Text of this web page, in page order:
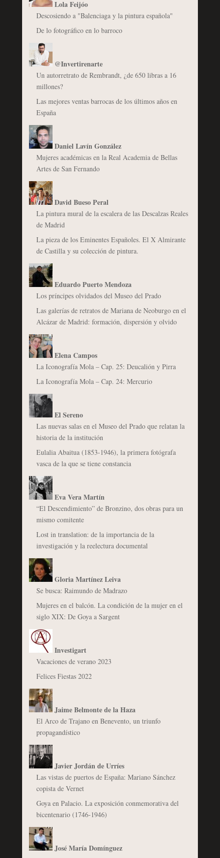
Lola Feijóo
Descosiendo a "Balenciaga y la pintura española"
De lo fotográfico en lo barroco
@Invertirenarte
Un autorretrato de Rembrandt, ¿de 650 libras a 16
millones?
Las mejores ventas barrocas de los últimos años en
España
Daniel Lavín González
Mujeres académicas en la Real Academia de Bellas
Artes de San Fernando
David Bueso Peral
La pintura mural de la escalera de las Descalzas Reales
de Madrid
La pieza de los Eminentes Españoles. El X Almirante
de Castilla y su colección de pintura.
Eduardo Puerto Mendoza
Los príncipes olvidados del Museo del Prado
Las galerías de retratos de Mariana de Neoburgo en el
Alcázar de Madrid: formación, dispersión y olvido
Elena Campos
La Iconografía Mola – Cap. 25: Deucalión y Pirra
La Iconografía Mola – Cap. 24: Mercurio
El Sereno
Las nuevas salas en el Museo del Prado que relatan la
historia de la institución
Eulalia Abaitua (1853-1946), la primera fotógrafa
vasca de la que se tiene constancia
Eva Vera Martín
“El Descendimiento” de Bronzino, dos obras para un
mismo comitente
Lost in translation: de la importancia de la
investigación y la reelectura documental
Gloria Martínez Leiva
Se busca: Raimundo de Madrazo
Mujeres en el balcón. La condición de la mujer en el
siglo XIX: De Goya a Sargent
Investigart
Vacaciones de verano 2023
Felices Fiestas 2022
Jaime Belmonte de la Haza
El Arco de Trajano en Benevento, un triunfo
propagandístico
Javier Jordán de Urríes
Las vistas de puertos de España: Mariano Sánchez
copista de Vernet
Goya en Palacio. La exposición conmemorativa del
bicentenario (1746-1946)
José María Domínguez